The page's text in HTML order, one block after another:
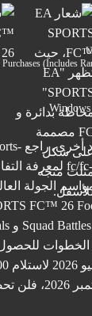
(Includes
أخرى. راجع
fc/ لمعرفة
للحصول
استرددت بعد